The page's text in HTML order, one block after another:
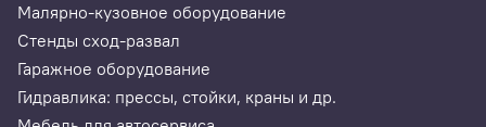
Малярно-кузовное оборудование
Стенды сход-развал
Гаражное оборудование
Гидравлика: прессы, стойки, краны и др.